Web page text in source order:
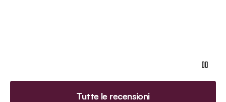
Tutte le recensioni